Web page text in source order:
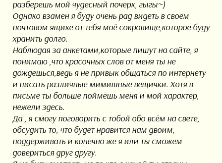
разберешь мой чудесный почерк, гыгы~)
Однако взамен я буду очень рад видеть в своём
почтовом ящике от тебя моё сокровище,которое буду
хранить долго.
Наблюдая за анкетами,которые пишут на сайте, я
понимаю ,что красочных слов от меня ты не
дождешься,ведь я не привык общаться по интернету
и писать различные мимишные вещички. Хотя в
письме ты больше поймёшь меня и мой характер,
нежели здесь.
Да , я смогу поговорить с тобой обо всём на свете,
обсудить то, что будет нравится нам двоим,
поддерживать и конечно же я или ты сможем
довериться друг другу.